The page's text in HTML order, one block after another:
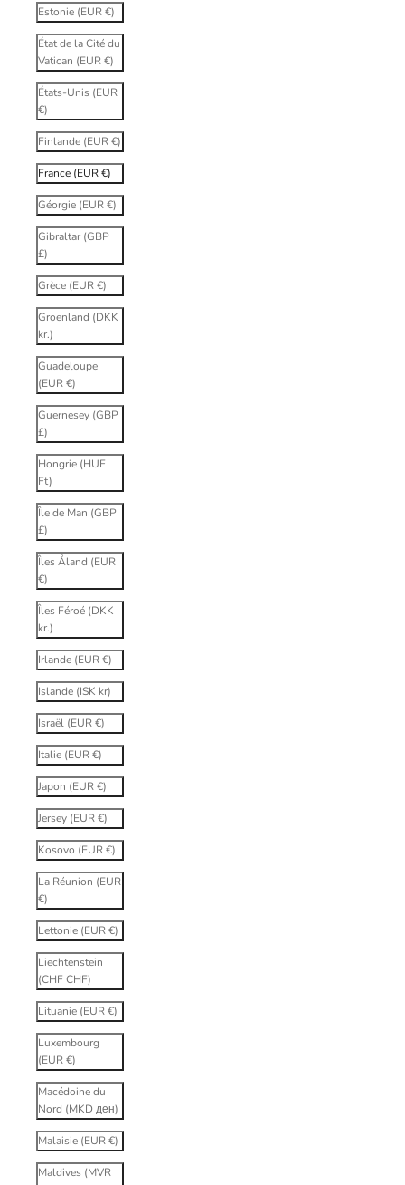
Estonie (EUR €)
État de la Cité du
Vatican (EUR €)
États-Unis (EUR
€)
Finlande (EUR €)
France (EUR €)
Géorgie (EUR €)
Gibraltar (GBP
£)
Grèce (EUR €)
Groenland (DKK
kr.)
Guadeloupe
(EUR €)
Guernesey (GBP
£)
Hongrie (HUF
Ft)
Île de Man (GBP
£)
Îles Åland (EUR
€)
Îles Féroé (DKK
kr.)
Irlande (EUR €)
Islande (ISK kr)
Israël (EUR €)
Italie (EUR €)
Japon (EUR €)
Jersey (EUR €)
Kosovo (EUR €)
La Réunion (EUR
€)
Lettonie (EUR €)
Liechtenstein
(CHF CHF)
Lituanie (EUR €)
Luxembourg
(EUR €)
Macédoine du
Nord (MKD ден)
Malaisie (EUR €)
Maldives (MVR